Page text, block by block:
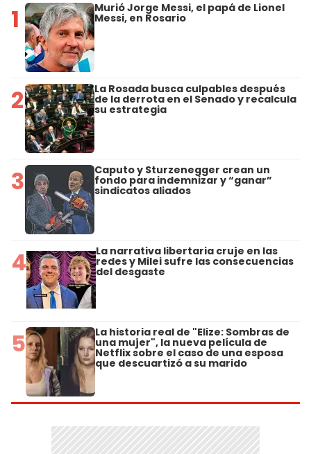
1 Murió Jorge Messi, el papá de Lionel
Messi, en Rosario
2 La Rosada busca culpables después
de la derrota en el Senado y recalcula
su estrategia
3 Caputo y Sturzenegger crean un
fondo para indemnizar y “ganar”
sindicatos aliados
4 La narrativa libertaria cruje en las
redes y Milei sufre las consecuencias
del desgaste
5 La historia real de "Elize: Sombras de
una mujer", la nueva película de
Netflix sobre el caso de una esposa
que descuartizó a su marido